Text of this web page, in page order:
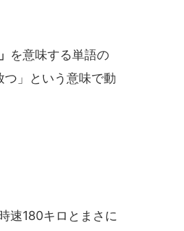
を意味する単語の
」という意味で動
速180キロとまさに